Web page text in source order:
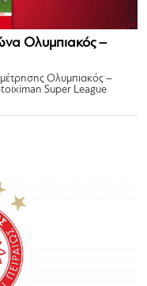
Ολυμπιακός –
Ολυμπιακός –
Super League